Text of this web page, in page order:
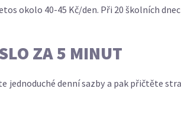
okolo 40-45 Kč/den. Při 20 školních
ZA 5 MINUT
jednoduché denní sazby a pak přičtěte